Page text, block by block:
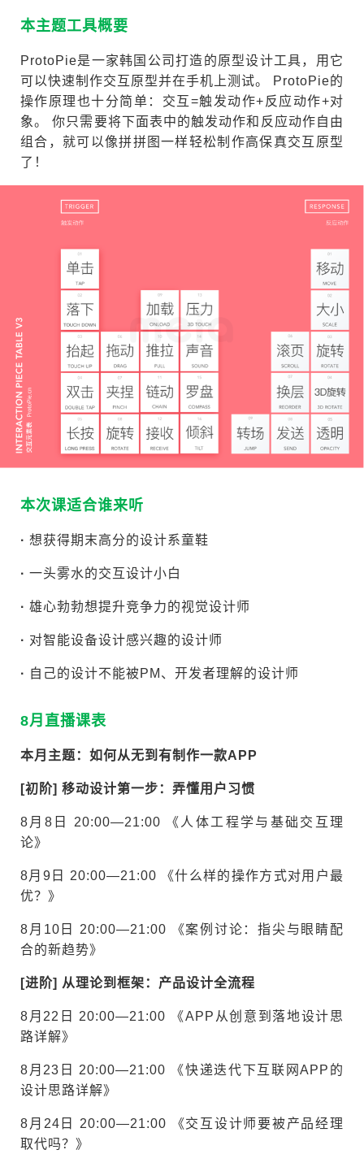
本主题工具概要
ProtoPie是一家韩国公司打造的原型设计工具，用它
可以快速制作交互原型并在手机上测试。 ProtoPie的
操作原理也十分简单：交互=触发动作+反应动作+对
象。 你只需要将下面表中的触发动作和反应动作自由
组合，就可以像拼拼图一样轻松制作高保真交互原型
了！
本次课适合谁来听
· 想获得期末高分的设计系童鞋
· 一头雾水的交互设计小白
· 雄心勃勃想提升竞争力的视觉设计师
· 对智能设备设计感兴趣的设计师
· 自己的设计不能被PM、开发者理解的设计师
8月直播课表
本月主题：如何从无到有制作一款APP
[初阶] 移动设计第一步：弄懂用户习惯
8月8日 20:00—21:00 《人体工程学与基础交互理
论》
8月9日 20:00—21:00 《什么样的操作方式对用户最
优？》
8月10日 20:00—21:00 《案例讨论：指尖与眼睛配
合的新趋势》
[进阶] 从理论到框架：产品设计全流程
8月22日 20:00—21:00 《APP从创意到落地设计思
路详解》
8月23日 20:00—21:00 《快递迭代下互联网APP的
设计思路详解》
8月24日 20:00—21:00 《交互设计师要被产品经理
取代吗？》